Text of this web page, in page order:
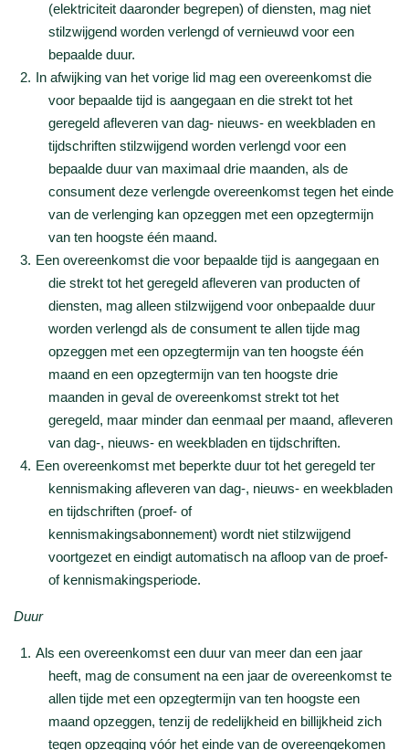
(elektriciteit daaronder begrepen) of diensten, mag niet
stilzwijgend worden verlengd of vernieuwd voor een
bepaalde duur.
In afwijking van het vorige lid mag een overeenkomst die
voor bepaalde tijd is aangegaan en die strekt tot het
geregeld afleveren van dag- nieuws- en weekbladen en
tijdschriften stilzwijgend worden verlengd voor een
bepaalde duur van maximaal drie maanden, als de
consument deze verlengde overeenkomst tegen het einde
van de verlenging kan opzeggen met een opzegtermijn
van ten hoogste één maand.
Een overeenkomst die voor bepaalde tijd is aangegaan en
die strekt tot het geregeld afleveren van producten of
diensten, mag alleen stilzwijgend voor onbepaalde duur
worden verlengd als de consument te allen tijde mag
opzeggen met een opzegtermijn van ten hoogste één
maand en een opzegtermijn van ten hoogste drie
maanden in geval de overeenkomst strekt tot het
geregeld, maar minder dan eenmaal per maand, afleveren
van dag-, nieuws- en weekbladen en tijdschriften.
Een overeenkomst met beperkte duur tot het geregeld ter
kennismaking afleveren van dag-, nieuws- en weekbladen
en tijdschriften (proef- of
kennismakingsabonnement) wordt niet stilzwijgend
voortgezet en eindigt automatisch na afloop van de proef-
of kennismakingsperiode.
Duur
Als een overeenkomst een duur van meer dan een jaar
heeft, mag de consument na een jaar de overeenkomst te
allen tijde met een opzegtermijn van ten hoogste een
maand opzeggen, tenzij de redelijkheid en billijkheid zich
tegen opzegging vóór het einde van de overeengekomen